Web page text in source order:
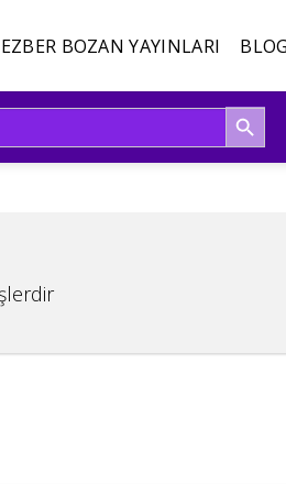
EZBER BOZAN YAYINLARI BLOG
SEARCH BUTTON